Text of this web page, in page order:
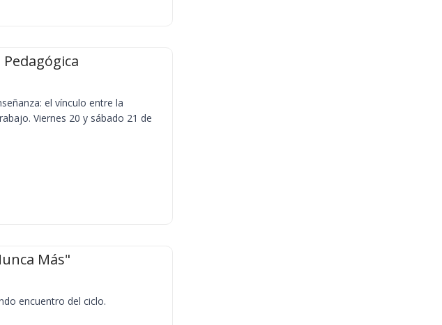
el vínculo entre la
Viernes 20 y sábado 21 de
Más"
encuentro del ciclo.